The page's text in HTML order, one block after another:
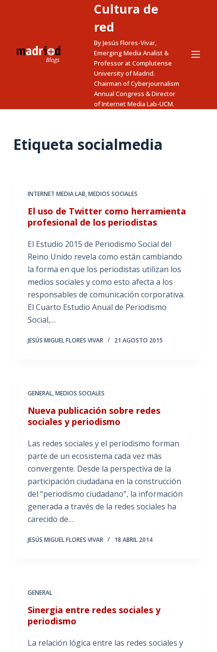
c
Cultura de
red
By Jesús Flores-Vivar,
Emerging Media Analist &
Professor at Complutense
University of Madrid.
Chairman of Cyberjournalism
Annual Congress & Director
of Internet Media Lab-UCM.
Etiqueta socialmedia
INTERNET MEDIA LAB,MEDIOS SOCIALES
El uso de Twitter como herramienta
profesional de los periodistas
El Estudio 2015 de Periodismo Social del
Reino Unido revela como están cambiando
la forma en que los periodistas utilizan los
medios sociales y como esto afecta a los
responsables de comunicación corporativa.
El Cuarto Estudio Anual de Periodismo
Social,…
JESÚS MIGUEL FLORES VIVAR 21 AGOSTO 2015
GENERAL,MEDIOS SOCIALES
Nueva publicación sobre redes
sociales y periodismo
Las redes sociales y el periodismo forman
parte de un ecosistema cada vez más
convergente. Desde la perspectiva de la
participación ciudadana en la construcción
del “periodismo ciudadano”, la información
generada a través de la redes sociales ha
carecido de…
JESÚS MIGUEL FLORES VIVAR 18 ABRIL 2014
GENERAL
Sinergia entre redes sociales y
periodismo
La relación lógica entre las redes sociales y